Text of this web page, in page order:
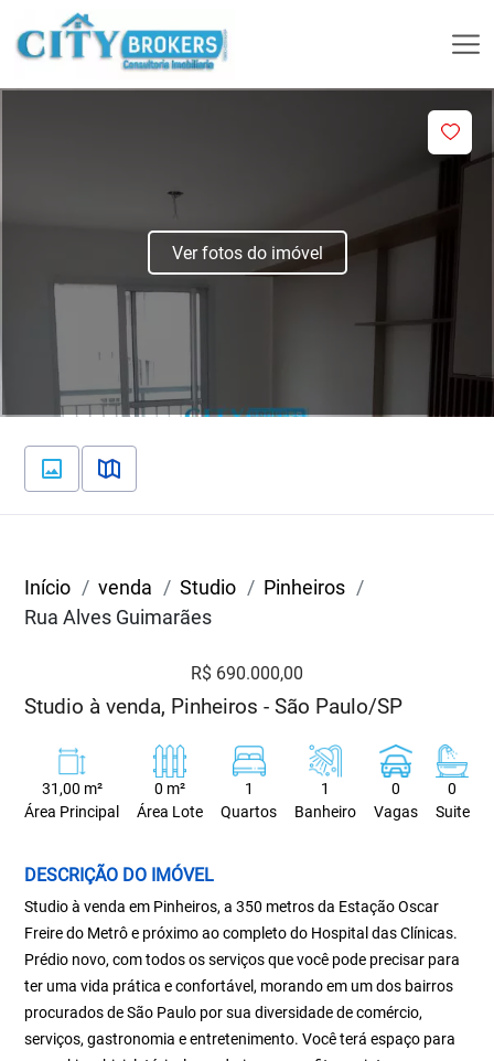
Ver fotos do imóvel
Início venda Studio
Pinheiros
Rua Alves Guimarães
R$ 690.000,00
Studio à venda, Pinheiros - São Paulo/SP
31,00 m²
Área Principal
0 m²
Área Lote
1
Quartos
1
Banheiro
0
Vagas
0
Suite
DESCRIÇÃO DO IMÓVEL
Studio à venda em Pinheiros, a 350 metros da Estação Oscar
Freire do Metrô e próximo ao completo do Hospital das Clínicas.
Prédio novo, com todos os serviços que você pode precisar para
ter uma vida prática e confortável, morando em um dos bairros
procurados de São Paulo por sua diversidade de comércio,
serviços, gastronomia e entretenimento. Você terá espaço para